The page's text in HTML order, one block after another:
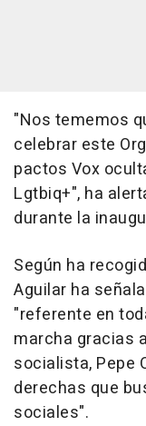
"Nos tememos
celebrar este
pactos Vox
Lgtbiq+", ha
durante la
Según ha
Aguilar ha
"referente en
marcha gracias
socialista, Pepe
derechas que
sociales".